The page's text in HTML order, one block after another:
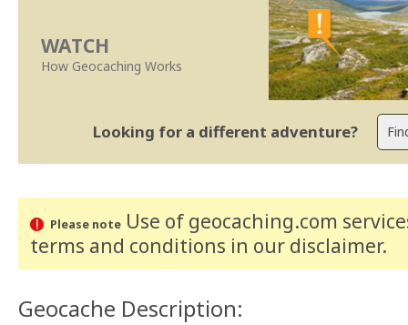
WATCH
How Geocaching Works
Looking for a different adventure?
Please noteUse of geocaching.com
terms and conditions in our disclaimer.
Geocache Description: